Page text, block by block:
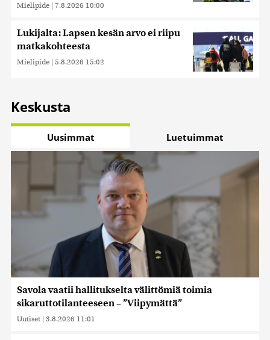
Mielipide | 7.8.2026 10:00
Lukijalta: Lapsen kesän arvo ei riipu
matkakohteesta
Mielipide | 5.8.2026 15:02
Keskusta
Uusimmat Luetuimmat
Savola vaatii hallitukselta välittömiä toimia
sikaruttotilanteeseen – ”Viipymättä”
Uutiset | 3.8.2026 11:01